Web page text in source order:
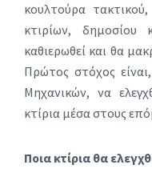
κουλτούρα
κτιρίων,
καθιερωθεί και θα
Πρώτος στόχος
Μηχανικών, να
κτίρια μέσα στους
Ποια κτίρια θα